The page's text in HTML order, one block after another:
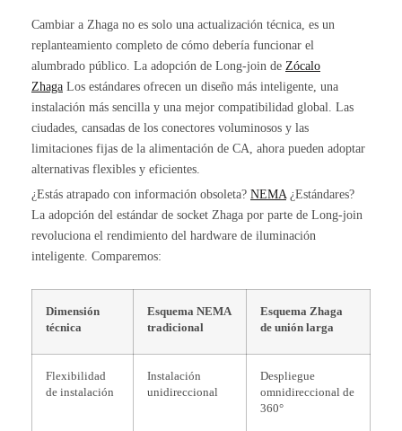
Cambiar a Zhaga no es solo una actualización técnica, es un
replanteamiento completo de cómo debería funcionar el
alumbrado público. La adopción de Long-join de Zócalo
Zhaga Los estándares ofrecen un diseño más inteligente, una
instalación más sencilla y una mejor compatibilidad global. Las
ciudades, cansadas de los conectores voluminosos y las
limitaciones fijas de la alimentación de CA, ahora pueden adoptar
alternativas flexibles y eficientes.
¿Estás atrapado con información obsoleta? NEMA¿Estándares?
La adopción del estándar de socket Zhaga por parte de Long-join
revoluciona el rendimiento del hardware de iluminación
inteligente. Comparemos:
Dimensión
técnica
Esquema NEMA
tradicional
Esquema Zhaga
de unión larga
Flexibilidad
de instalación
Instalación
unidireccional
Despliegue
omnidireccional de
360°